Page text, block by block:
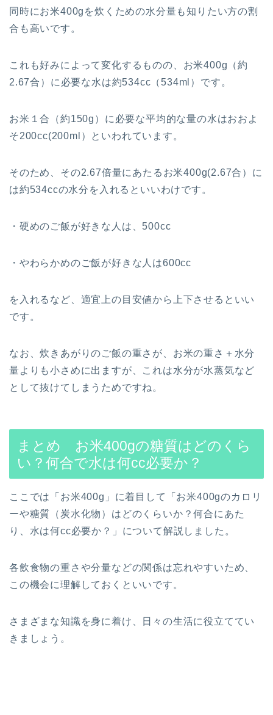
同時にお米400gを炊くための水分量も知りたい方の割
合も高いです。
これも好みによって変化するものの、お米400g（約
2.67合）に必要な水は約534cc（534ml）です。
お米１合（約150g）に必要な平均的な量の水はおおよ
そ200cc(200ml）といわれています。
そのため、その2.67倍量にあたるお米400g(2.67合）に
は約534ccの水分を入れるといいわけです。
・硬めのご飯が好きな人は、500cc
・やわらかめのご飯が好きな人は600cc
を入れるなど、適宜上の目安値から上下させるといい
です。
なお、炊きあがりのご飯の重さが、お米の重さ＋水分
量よりも小さめに出ますが、これは水分が水蒸気など
として抜けてしまうためですね。
まとめ お米400gの糖質はどのくら
い？何合で水は何cc必要か？
ここでは「お米400g」に着目して「お米400gのカロリ
ーや糖質（炭水化物）はどのくらいか？何合にあた
り、水は何cc必要か？」について解説しました。
各飲食物の重さや分量などの関係は忘れやすいため、
この機会に理解しておくといいです。
さまざまな知識を身に着け、日々の生活に役立ててい
きましょう。